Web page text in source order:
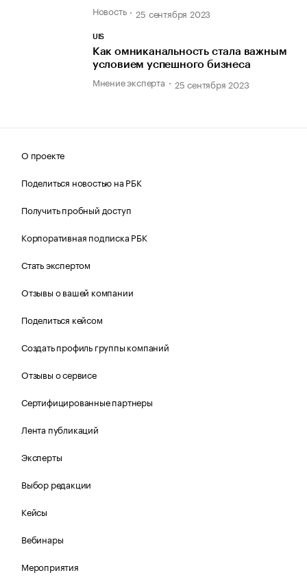
Новость 25 сентября 2023
UIS
Как омниканальность стала важным
условием успешного бизнеса
Мнение эксперта 25 сентября 2023
О проекте
Поделиться новостью на РБК
Получить пробный доступ
Корпоративная подписка РБК
Стать экспертом
Отзывы о вашей компании
Поделиться кейсом
Создать профиль группы компаний
Отзывы о сервисе
Сертифицированные партнеры
Лента публикаций
Эксперты
Выбор редакции
Кейсы
Вебинары
Мероприятия